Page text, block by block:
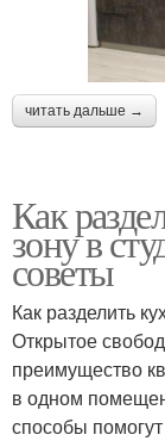
читать дальше →
Как
зону в
советы
Как разделить
Открытое
преимущество
в одном
способы